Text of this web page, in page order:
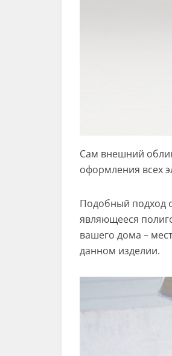
Сам внешний
оформления всех
Подобный подход
являющееся
вашего дома –
данном изделии.